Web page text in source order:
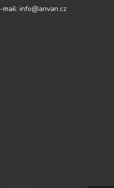
mail: info@anvan.cz